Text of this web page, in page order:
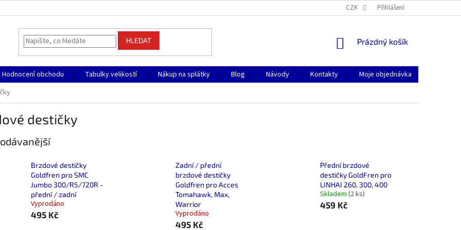
CZK Přihlášení
HLEDAT
NÁKUPNÍ
Prázdný košík
Hodnocení obchodu Tabulky velikostí Nákup na splátky Blog Návody Kontakty
Moje objednávka
destičky
Brzdové destičky
Goldfren pro SMC
Jumbo 300/R5/720R -
přední / zadní
Vyprodáno
495 Kč
Zadní / přední
brzdové destičky
Goldfren pro Acces
Tomahawk, Max,
Warrior
Vyprodáno
495 Kč
Přední brzdové
destičky GoldFren pro
LINHAI 260, 300, 400
Skladem (2 ks)
459 Kč